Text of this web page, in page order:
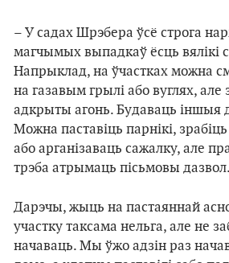
– У садах Шрэбера ўсё строга
магчымых выпадкаў ёсць вялікі
Напрыклад, на ўчастках можна
на газавым грылі або вуглях,
адкрыты агонь. Будаваць іншыя
Можна паставіць парнікі,
або арганізаваць сажалку, але
трэба атрымаць пісьмовы дазвол.
Дарэчы, жыць на пастаяннай
участку таксама нельга, але не
начаваць. Мы ўжо адзін раз